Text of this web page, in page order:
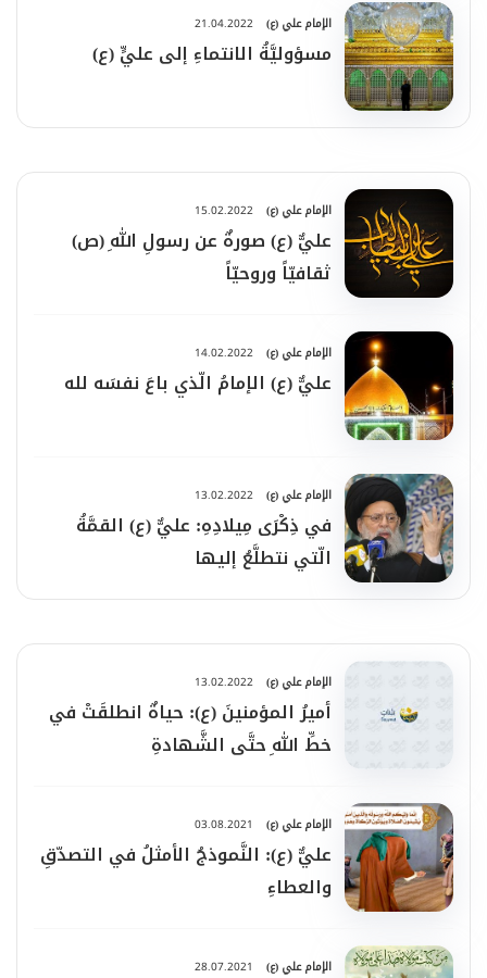
الإمام علي (ع) 21.04.2022
مسؤوليَّةُ الانتماءِ إلى عليٍّ (ع)
الإمام علي (ع) 15.02.2022
عليٌّ (ع) صورةٌ عن رسولِ اللهِ (ص)
ثقافيّاً وروحيّاً
الإمام علي (ع) 14.02.2022
عليٌّ (ع) الإمامُ الّذي باعَ نفسَه لله
الإمام علي (ع) 13.02.2022
في ذِكْرَى مِيلادِهِ: عليٌّ (ع) القمَّةُ
الّتي نتطلَّعُ إليها
الإمام علي (ع) 13.02.2022
أميرُ المؤمنينَ (ع): حياةٌ انطلقَتْ في
خطِّ اللهِ حتَّى الشَّهادةِ
الإمام علي (ع) 03.08.2021
عليٌّ (ع): النَّموذجُ الأمثلُ في التصدّقِ
والعطاءِ
الإمام علي (ع) 28.07.2021